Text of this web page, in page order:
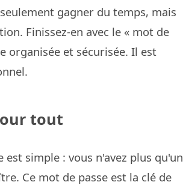
gagner du temps, mais
Finissez-en avec le « mot de
organisée et sécurisée. Il est
tout
simple : vous n'avez plus qu'un
Ce mot de passe est la clé de